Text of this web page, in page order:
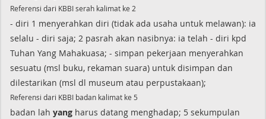
Referensi dari KBBI serah kalimat ke 2
- diri 1 menyerahkan diri (tidak ada usaha untuk melawan): ia
selalu - diri saja; 2 pasrah akan nasibnya: ia telah - diri kpd
Tuhan Yang Mahakuasa; - simpan pekerjaan menyerahkan
sesuatu (msl buku, rekaman suara) untuk disimpan dan
dilestarikan (msl dl museum atau perpustakaan);
Referensi dari KBBI badan kalimat ke 5
badan lah yang harus datang menghadap; 5 sekumpulan